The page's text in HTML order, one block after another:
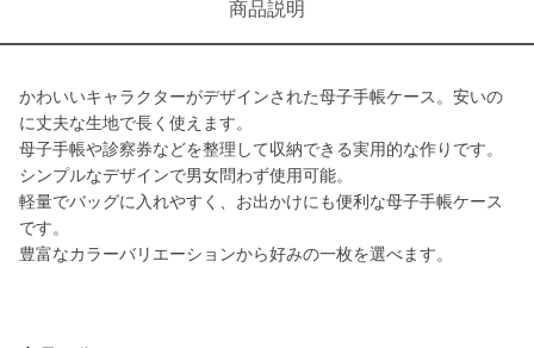
商品説明
かわいいキャラクターがデザインされた母子手帳ケース。安いの
に丈夫な生地で長く使えます。
母子手帳や診察券などを整理して収納できる実用的な作りです。
シンプルなデザインで男女問わず使用可能。
軽量でバッグに入れやすく、お出かけにも便利な母子手帳ケース
です。
豊富なカラーバリエーションから好みの一枚を選べます。